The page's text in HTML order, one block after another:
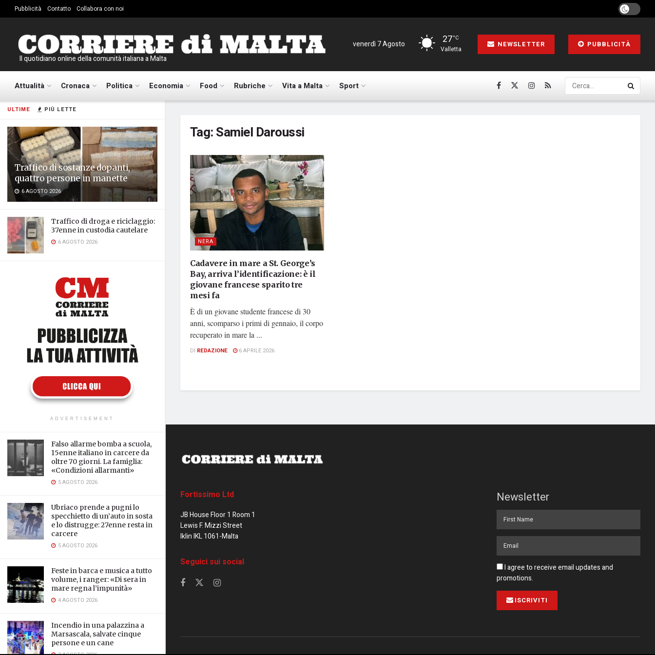
ULTIME PIÙ LETTE
Traffico di sostanze dopanti,
quattro persone in manette
6 AGOSTO 2026
Traffico di droga e riciclaggio:
37enne in custodia cautelare
6 AGOSTO 2026
ADVERTISEMENT
Falso allarme bomba a scuola,
15enne italiano in carcere da
oltre 70 giorni. La famiglia:
«Condizioni allarmanti»
5 AGOSTO 2026
Ubriaco prende a pugni lo
specchietto di un’auto in sosta
e lo distrugge: 27enne resta in
carcere
5 AGOSTO 2026
Feste in barca e musica a tutto
volume, i ranger: «Di sera in
mare regna l’impunità»
4 AGOSTO 2026
Incendio in una palazzina a
Marsascala, salvate cinque
persone e un cane
Pubblicità Contatto Collabora con noi
Il quotidiano online della comunità italiana a Malta
venerdì 7 Agosto 27°C
Valletta
NEWSLETTER PUBBLICITÀ
Attualità Cronaca Politica Economia Food Rubriche Vita a Malta Sport
Tag:Samiel Daroussi
NERA
Cadavere in mare a St. George’s
Bay, arriva l’identificazione: è il
giovane francese sparito tre
mesi fa
È di un giovane studente francese di 30
anni, scomparso i primi di gennaio, il corpo
recuperato in mare la ...
DI REDAZIONE 6 APRILE 2026
Fortissimo Ltd
JB House Floor 1 Room 1
Lewis F. Mizzi Street
Iklin IKL 1061-Malta
Seguici sui social
Newsletter
I agree to receive email updates and
promotions.
ISCRIVITI